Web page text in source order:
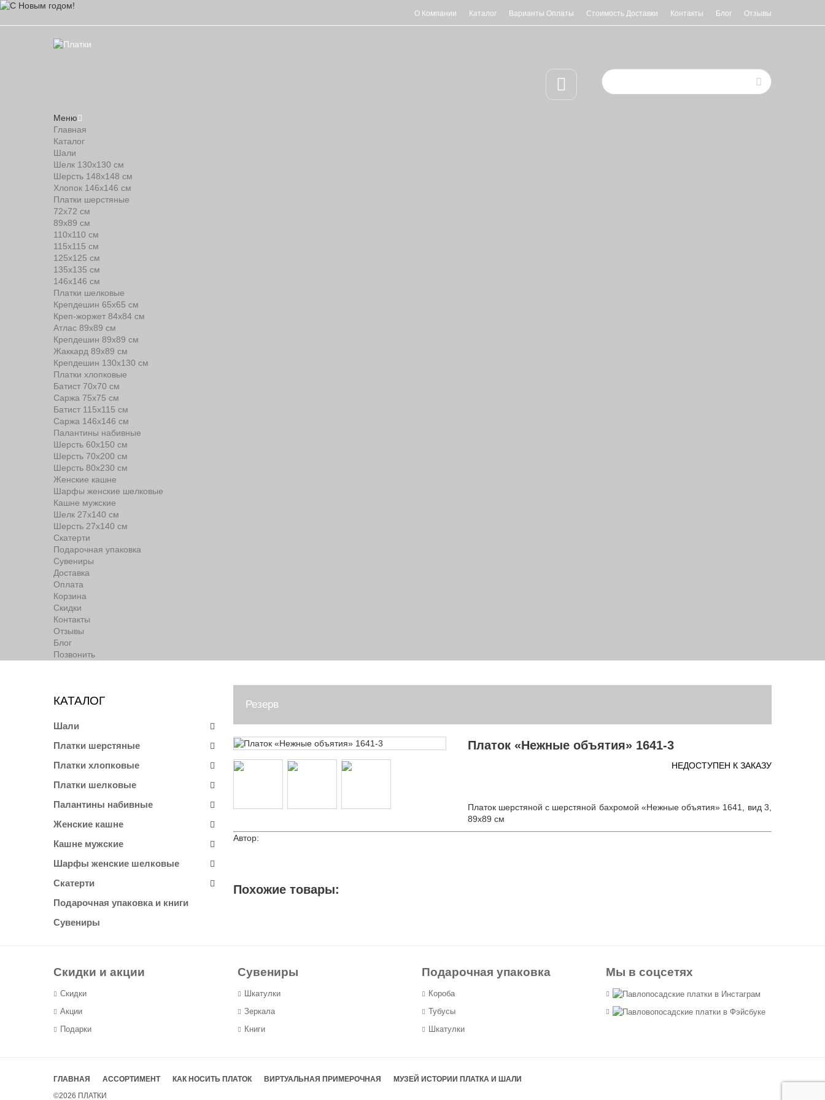
О Компании Каталог Варианты Оплаты Стоимость Доставки Контакты Блог Отзывы
Меню
Главная
Каталог
Шали
Шелк 130х130 см
Шерсть 148х148 см
Хлопок 146х146 см
Платки шерстяные
72х72 см
89х89 см
110х110 см
115х115 см
125х125 см
135х135 см
146х146 см
Платки шелковые
Крепдешин 65х65 см
Креп-жоржет 84х84 см
Атлас 89х89 см
Крепдешин 89х89 см
Жаккард 89х89 см
Крепдешин 130х130 см
Платки хлопковые
Батист 70х70 см
Саржа 75х75 см
Батист 115х115 см
Саржа 146х146 см
Палантины набивные
Шерсть 60х150 см
Шерсть 70х200 см
Шерсть 80х230 см
Женские кашне
Шарфы женские шелковые
Кашне мужские
Шелк 27х140 см
Шерсть 27х140 см
Скатерти
Подарочная упаковка
Сувениры
Доставка
Оплата
Корзина
Скидки
Контакты
Отзывы
Блог
Позвонить
Резерв
Платок «Нежные объятия» 1641-3
НЕДОСТУПЕН К ЗАКАЗУ
Платок шерстяной с шерстяной бахромой «Нежные объятия» 1641, вид 3,
89х89 см
Автор:
Похожие товары:
КАТАЛОГ
Шали
Платки шерстяные
Платки хлопковые
Платки шелковые
Палантины набивные
Женские кашне
Кашне мужские
Шарфы женские шелковые
Скатерти
Подарочная упаковка и книги
Сувениры
Скидки и акции
Скидки
Акции
Подарки
Сувениры
Шкатулки
Зеркала
Книги
Подарочная упаковка
Короба
Тубусы
Шкатулки
Мы в соцсетях
ГЛАВНАЯ АССОРТИМЕНТ КАК НОСИТЬ ПЛАТОК ВИРТУАЛЬНАЯ ПРИМЕРОЧНАЯ
МУЗЕЙ ИСТОРИИ ПЛАТКА И ШАЛИ
©2026 ПЛАТКИ